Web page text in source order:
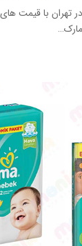
با قیمت های